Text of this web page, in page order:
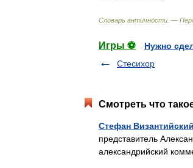
Словарь античности . —
Игры ⚽
Нужно
Стесихор
Смотреть что
Стефан Византийский
представитель
александрийский